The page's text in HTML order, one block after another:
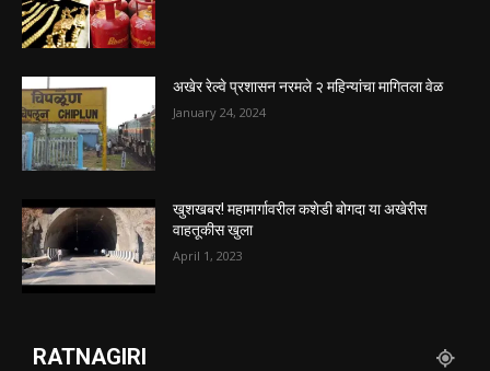
अखेर रेल्वे प्रशासन नरमले २ महिन्यांचा मागितला वेळ
January 24, 2024
खुशखबर! महामार्गावरील कशेडी बोगदा या अखेरीस
वाहतूकीस खुला
April 1, 2023
RATNAGIRI